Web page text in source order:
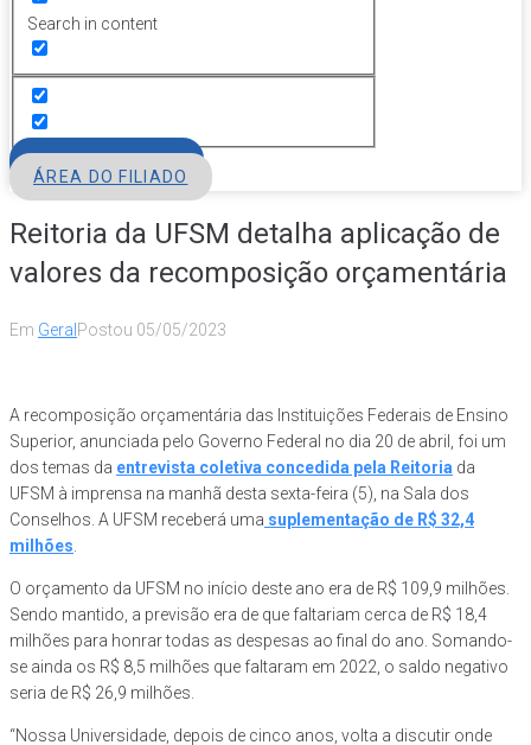
Search in content
ÁREA DO FILIADO
Reitoria da UFSM detalha aplicação de
valores da recomposição orçamentária
Em Geral Postou 05/05/2023
A recomposição orçamentária das Instituições Federais de Ensino
Superior, anunciada pelo Governo Federal no dia 20 de abril, foi um
dos temas da entrevista coletiva concedida pela Reitoria da
UFSM à imprensa na manhã desta sexta-feira (5), na Sala dos
Conselhos. A UFSM receberá uma suplementação de R$ 32,4
milhões
O orçamento da UFSM no início deste ano era de R$ 109,9 milhões.
Sendo mantido, a previsão era de que faltariam cerca de R$ 18,4
milhões para honrar todas as despesas ao final do ano. Somando-
se ainda os R$ 8,5 milhões que faltaram em 2022, o saldo negativo
seria de R$ 26,9 milhões.
“Nossa Universidade, depois de cinco anos, volta a discutir onde